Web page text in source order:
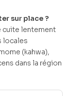
sur place ?
cuite lentement
locales
(kahwa),
dans la région